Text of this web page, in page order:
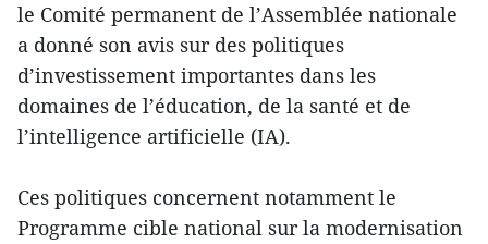
le Comité permanent de l’Assemblée nationale
a donné son avis sur des politiques
d’investissement importantes dans les
domaines de l’éducation, de la santé et de
l’intelligence artificielle (IA).
Ces politiques concernent notamment le
Programme cible national sur la modernisation